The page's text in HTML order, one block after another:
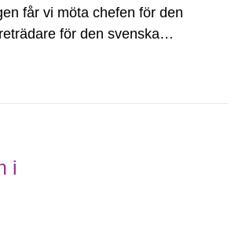
får vi möta chefen för den
för den svenska
i